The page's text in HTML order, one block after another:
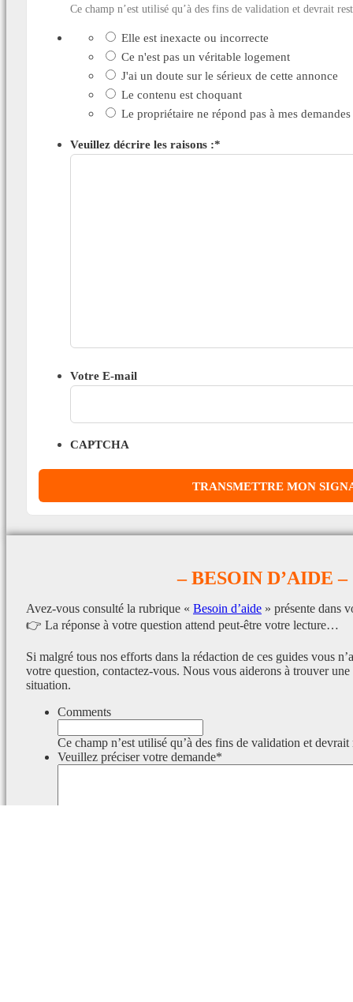
Ce champ n’est utilisé qu’à des fins de validation et devrait
Elle est inexacte ou incorrecte
Ce n'est pas un véritable logement
J'ai un doute sur le sérieux de cette annonce
Le contenu est choquant
Le propriétaire ne répond pas à mes demandes
Veuillez décrire les raisons :*
Votre E-mail
CAPTCHA
– BESOIN D’AIDE –
Avez-vous consulté la rubrique « Besoin d’aide » présente dans
👉 La réponse à votre question attend peut-être votre lecture…
Si malgré tous nos efforts dans la rédaction de ces guides vous
votre question, contactez-vous. Nous vous aiderons à trouver
situation.
Comments
Ce champ n’est utilisé qu’à des fins de validation et devrait
Veuillez préciser votre demande*